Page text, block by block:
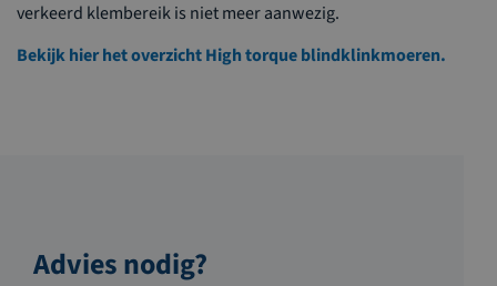
verkeerd klembereik is niet meer aanwezig.
Bekijk hier het overzicht High torque blindklinkmoeren.
Advies nodig?